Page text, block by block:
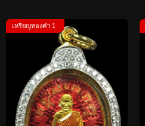
เหรียญทองคำ 1